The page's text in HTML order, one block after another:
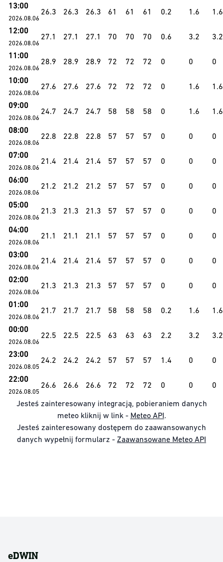
13:00
2026.08.06
26.3 26.3 26.3 61 61 61 0.2 1.6 1.6
12:00
2026.08.06
27.1 27.1 27.1 70 70 70 0.6 3.2 3.2
11:00
2026.08.06
28.9 28.9 28.9 72 72 72 0 0 0
10:00
2026.08.06
27.6 27.6 27.6 72 72 72 0 1.6 1.6
09:00
2026.08.06
24.7 24.7 24.7 58 58 58 0 1.6 1.6
08:00
2026.08.06
22.8 22.8 22.8 57 57 57 0 0 0
07:00
2026.08.06
21.4 21.4 21.4 57 57 57 0 0 0
06:00
2026.08.06
21.2 21.2 21.2 57 57 57 0 0 0
05:00
2026.08.06
21.3 21.3 21.3 57 57 57 0 0 0
04:00
2026.08.06
21.1 21.1 21.1 57 57 57 0 0 0
03:00
2026.08.06
21.4 21.4 21.4 57 57 57 0 0 0
02:00
2026.08.06
21.3 21.3 21.3 57 57 57 0 0 0
01:00
2026.08.06
21.7 21.7 21.7 58 58 58 0.2 1.6 1.6
00:00
2026.08.06
22.5 22.5 22.5 63 63 63 2.2 3.2 3.2
23:00
2026.08.05
24.2 24.2 24.2 57 57 57 1.4 0 0
22:00
2026.08.05
26.6 26.6 26.6 72 72 72 0 0 0
Jesteś zainteresowany integracją, pobieraniem danych
meteo kliknij w link - Meteo API.
Jesteś zainteresowany dostępem do zaawansowanych
danych wypełnij formularz - Zaawansowane Meteo API
eDWIN